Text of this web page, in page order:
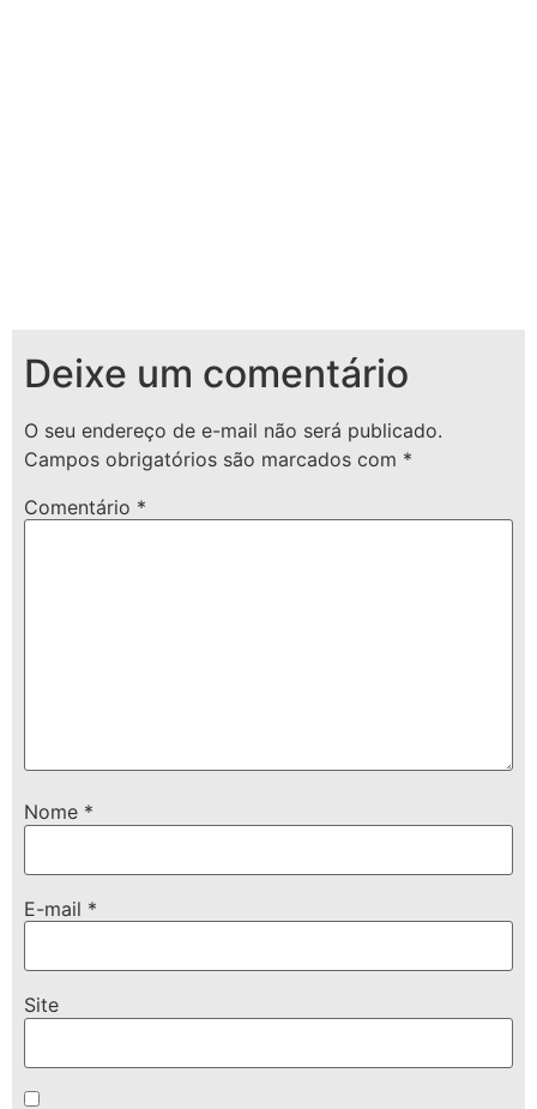
Deixe um comentário
O seu endereço de e-mail não será publicado.
Campos obrigatórios são marcados com *
Comentário *
Nome *
E-mail *
Site